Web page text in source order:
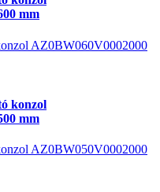
mm
AZ0BW060V0002000
konzol
mm
AZ0BW050V0002000